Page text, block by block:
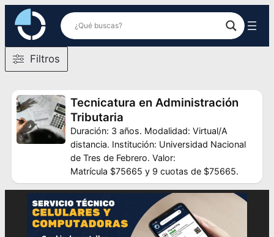
Saltar
contenido
Filtros
Tecnicatura en Administración
Tributaria
Duración: 3 años. Modalidad: Virtual/A
distancia. Institución: Universidad Nacional
de Tres de Febrero. Valor:
Matrícula $75665 y 9 cuotas de $75665.